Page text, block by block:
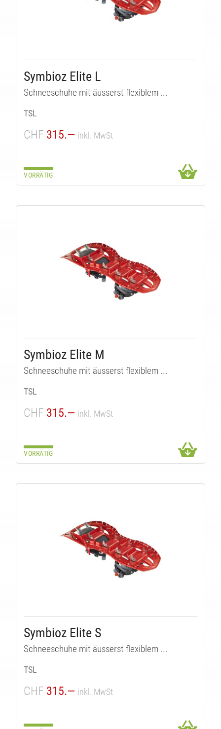
Symbioz Elite L
Schneeschuhe mit äusserst flexiblem ...
TSL
CHF 315.— inkl. MwSt
VORRÄTIG
Symbioz Elite M
Schneeschuhe mit äusserst flexiblem ...
TSL
CHF 315.— inkl. MwSt
VORRÄTIG
Symbioz Elite S
Schneeschuhe mit äusserst flexiblem ...
TSL
CHF 315.— inkl. MwSt